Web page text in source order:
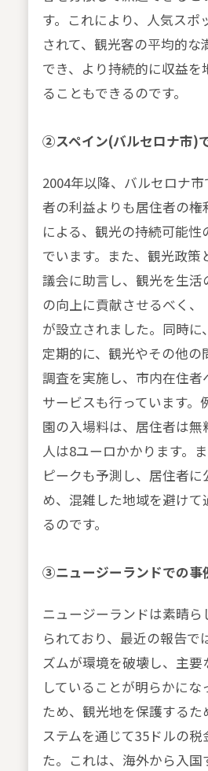
す。これにより、人気スポ
されて、観光客の平均的な
でき、より持続的に収益を
ることもできるのです。
②スペイン(バルセロナ市)
2004年以降、バルセロナ
者の利益よりも居住者の権
による、観光の持続可能性
でいます。また、観光政策
議会に助言し、観光を生活
の向上に貢献させるべく、
が設立されました。同時に
定期的に、観光やその他の
調査を実施し、市内在住者
サービスも行っています。
園の入場料は、居住者は無
人は8ユーロかかります。
ピークも予測し、居住者に
め、混雑した地域を避けて
るのです。
③ニュージーランドでの事
ニュージーランドは素晴ら
られており、最近の報告で
ズムが環境を破壊し、主要
していることが明らかにな
ため、観光地を保護するた
ステムを通じて35ドルの税
た。これは、海外から入国